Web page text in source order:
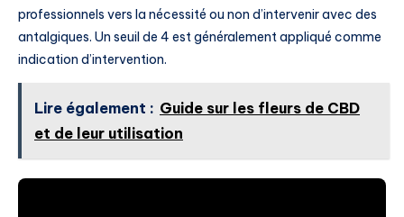
professionnels vers la nécessité ou non d’intervenir avec des
antalgiques. Un seuil de 4 est généralement appliqué comme
indication d’intervention.
Lire également : Guide sur les fleurs de CBD
et de leur utilisation